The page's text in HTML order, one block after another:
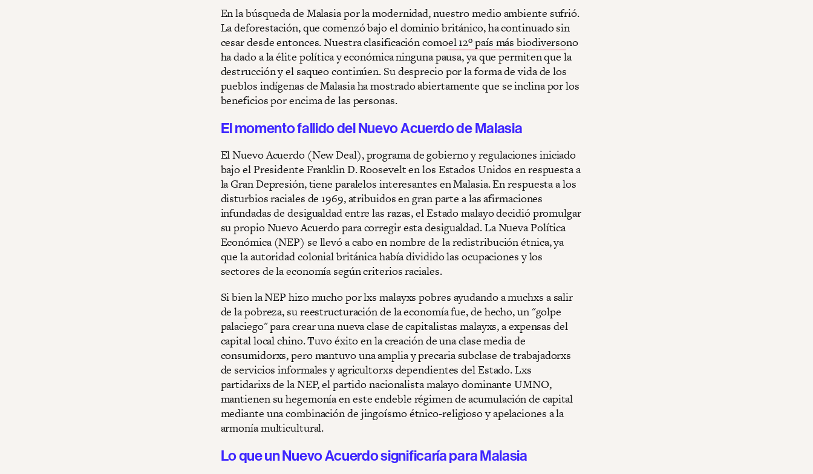
En la búsqueda de Malasia por la modernidad, nuestro medio ambiente sufrió.
La deforestación, que comenzó bajo el dominio británico, ha continuado sin
cesar desde entonces. Nuestra clasificación comoel 12º país más biodiversono
ha dado a la élite política y económica ninguna pausa, ya que permiten que la
destrucción y el saqueo continúen. Su desprecio por la forma de vida de los
pueblos indígenas de Malasia ha mostrado abiertamente que se inclina por los
beneficios por encima de las personas.
El momento fallido del Nuevo Acuerdo de Malasia
El Nuevo Acuerdo (New Deal), programa de gobierno y regulaciones iniciado
bajo el Presidente Franklin D. Roosevelt en los Estados Unidos en respuesta a
la Gran Depresión, tiene paralelos interesantes en Malasia. En respuesta a los
disturbios raciales de 1969, atribuidos en gran parte a las afirmaciones
infundadas de desigualdad entre las razas, el Estado malayo decidió promulgar
su propio Nuevo Acuerdo para corregir esta desigualdad. La Nueva Política
Económica (NEP) se llevó a cabo en nombre de la redistribución étnica, ya
que la autoridad colonial británica había dividido las ocupaciones y los
sectores de la economía según criterios raciales.
Si bien la NEP hizo mucho por lxs malayxs pobres ayudando a muchxs a salir
de la pobreza, su reestructuración de la economía fue, de hecho, un "golpe
palaciego" para crear una nueva clase de capitalistas malayxs, a expensas del
capital local chino. Tuvo éxito en la creación de una clase media de
consumidorxs, pero mantuvo una amplia y precaria subclase de trabajadorxs
de servicios informales y agricultorxs dependientes del Estado. Lxs
partidarixs de la NEP, el partido nacionalista malayo dominante UMNO,
mantienen su hegemonía en este endeble régimen de acumulación de capital
mediante una combinación de jingoísmo étnico-religioso y apelaciones a la
armonía multicultural.
Lo que un Nuevo Acuerdo significaría para Malasia